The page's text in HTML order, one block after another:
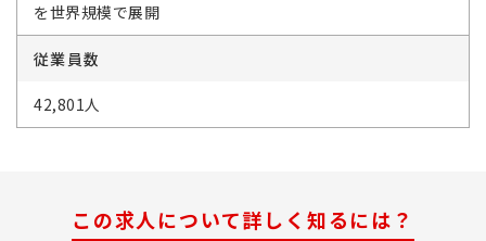
を世界規模で展開
従業員数
42,801人
この求人について詳しく知るには？